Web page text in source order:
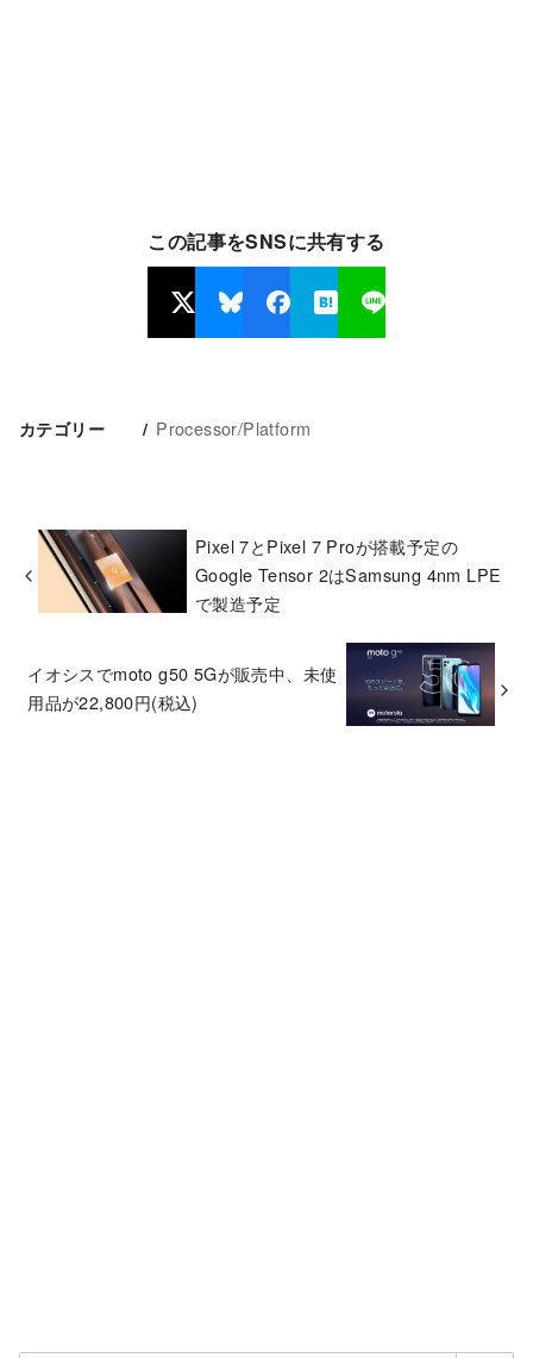
この記事をSNSに共有する
カテゴリー Processor/Platform
Pixel 7とPixel 7 Proが搭載予定の
Google Tensor 2はSamsung 4nm LPE
で製造予定
イオシスでmoto g50 5Gが販売中、未使
用品が22,800円(税込)